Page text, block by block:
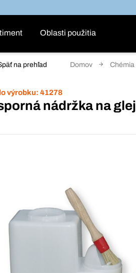
Oblasti použitia
na prehľad Domov Chémia
výrobku: 41278
nádržka na glej